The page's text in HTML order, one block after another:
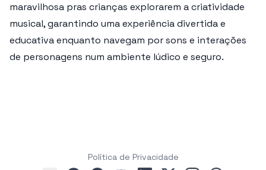
maravilhosa pras crianças explorarem a criatividade
musical, garantindo uma experiência divertida e
educativa enquanto navegam por sons e interações
de personagens num ambiente lúdico e seguro.
Política de Privacidade